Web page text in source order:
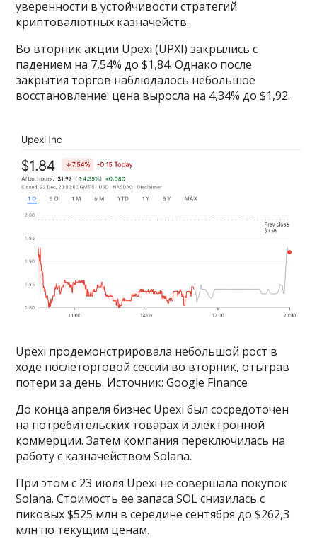
уверенности в устойчивости стратегий
криптовалютных казначейств.
Во вторник акции Upexi (UPXI) закрылись с
падением на 7,54% до $1,84. Однако после
закрытия торгов наблюдалось небольшое
восстановление: цена выросла на 4,34% до $1,92.
Upexi продемонстрировала небольшой рост в
ходе послеторговой сессии во вторник, отыграв
потери за день. Источник: Google Finance
До конца апреля бизнес Upexi был сосредоточен
на потребительских товарах и электронной
коммерции. Затем компания переключилась на
работу с казначейством Solana.
При этом с 23 июля Upexi не совершала покупок
Solana. Стоимость ее запаса SOL снизилась с
пиковых $525 млн в середине сентября до $262,3
млн по текущим ценам.